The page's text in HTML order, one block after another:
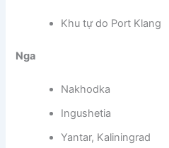
Khu tự do Port Klang
Nga
Nakhodka
Ingushetia
Yantar, Kaliningrad